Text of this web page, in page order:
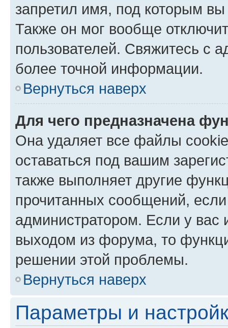
запретил имя, под которым вы
Также он мог вообще
пользователей. Свяжитесь с
более точной информации.
Вернуться наверх
Для чего предназначена
Она удаляет все файлы
оставаться под вашим
также выполняет другие
прочитанных сообщений,
администратором. Если у
выходом из форума, то
решении этой проблемы.
Вернуться наверх
Параметры и